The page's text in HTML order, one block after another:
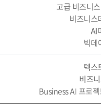
고급 비즈니
비즈니스
AI
빅데
텍스
비즈
Business AI 프로